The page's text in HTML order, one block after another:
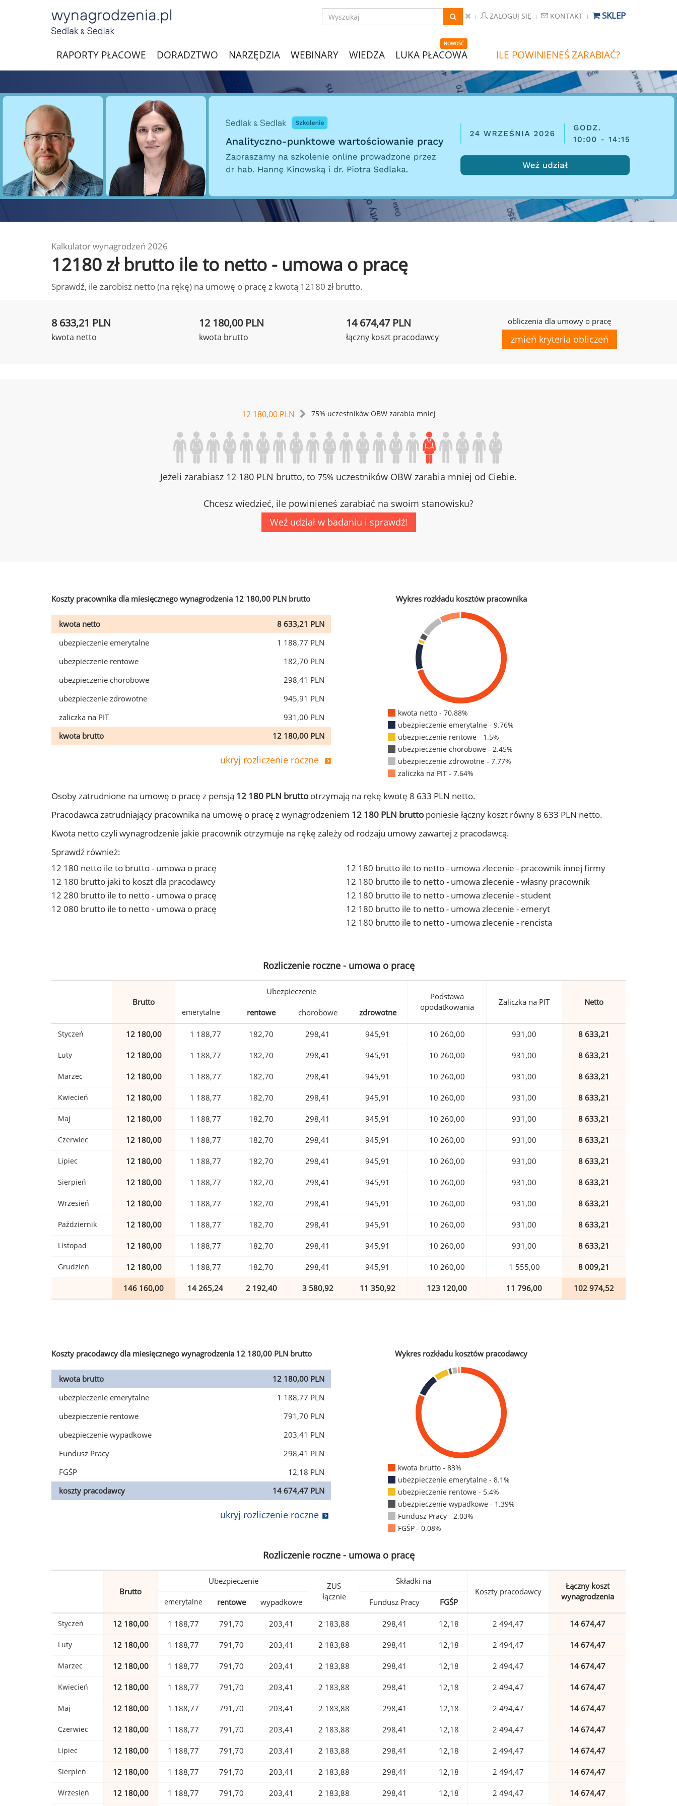
ZALOGUJ SIĘ KONTAKT SKLEP
RAPORTY PŁACOWE DORADZTWO NARZĘDZIA WEBINARY WIEDZA
NOWOŚĆ
LUKA PŁACOWA ILE POWINIENEŚ ZARABIAĆ?
Kalkulator wynagrodzeń 2026
12180 zł brutto ile to netto - umowa o pracę
Sprawdź, ile zarobisz netto (na rękę) na umowę o pracę z kwotą 12180 zł brutto.
8 633,21 PLN
kwota netto
12 180,00 PLN
kwota brutto
14 674,47 PLN
łączny koszt pracodawcy
obliczenia dla umowy o pracę
zmień kryteria obliczeń
12 180,00 PLN 75% uczestników OBW zarabia mniej
Jeżeli zarabiasz 12 180 PLN brutto, to 75% uczestników OBW zarabia mniej od Ciebie.
Chcesz wiedzieć, ile powinieneś zarabiać na swoim stanowisku?
Weź udział w badaniu i sprawdź!
Koszty pracownika dla miesięcznego wynagrodzenia 12 180,00 PLN brutto
kwota netto
8 633,21 PLN
ubezpieczenie emerytalne
1 188,77 PLN
ubezpieczenie rentowe
182,70 PLN
ubezpieczenie chorobowe
298,41 PLN
ubezpieczenie zdrowotne
945,91 PLN
zaliczka na PIT
931,00 PLN
kwota brutto
12 180,00 PLN
ukryj rozliczenie roczne
Wykres rozkładu kosztów pracownika
kwota netto - 70.88%
ubezpieczenie emerytalne - 9.76%
ubezpieczenie rentowe - 1.5%
ubezpieczenie chorobowe - 2.45%
ubezpieczenie zdrowotne - 7.77%
zaliczka na PIT - 7.64%
Osoby zatrudnione na umowę o pracę z pensją 12 180 PLN brutto otrzymają na rękę kwotę 8 633 PLN netto.
Pracodawca zatrudniający pracownika na umowę o pracę z wynagrodzeniem 12 180 PLN brutto poniesie łączny koszt równy 8 633 PLN netto.
Kwota netto czyli wynagrodzenie jakie pracownik otrzymuje na rękę zależy od rodzaju umowy zawartej z pracodawcą.
Sprawdź również:
12 180 netto ile to brutto - umowa o pracę
12 180 brutto jaki to koszt dla pracodawcy
12 280 brutto ile to netto - umowa o pracę
12 080 brutto ile to netto - umowa o pracę
12 180 brutto ile to netto - umowa zlecenie - pracownik innej firmy
12 180 brutto ile to netto - umowa zlecenie - własny pracownik
12 180 brutto ile to netto - umowa zlecenie - student
12 180 brutto ile to netto - umowa zlecenie - emeryt
12 180 brutto ile to netto - umowa zlecenie - rencista
Rozliczenie roczne - umowa o pracę
Brutto
Ubezpieczenie
Podstawa
opodatkowania
Zaliczka na PIT Netto
emerytalne rentowe chorobowe zdrowotne
Styczeń 12 180,00 1 188,77 182,70 298,41 945,91 10 260,00 931,00 8 633,21
Luty 12 180,00 1 188,77 182,70 298,41 945,91 10 260,00 931,00 8 633,21
Marzec 12 180,00 1 188,77 182,70 298,41 945,91 10 260,00 931,00 8 633,21
Kwiecień 12 180,00 1 188,77 182,70 298,41 945,91 10 260,00 931,00 8 633,21
Maj 12 180,00 1 188,77 182,70 298,41 945,91 10 260,00 931,00 8 633,21
Czerwiec 12 180,00 1 188,77 182,70 298,41 945,91 10 260,00 931,00 8 633,21
Lipiec 12 180,00 1 188,77 182,70 298,41 945,91 10 260,00 931,00 8 633,21
Sierpień 12 180,00 1 188,77 182,70 298,41 945,91 10 260,00 931,00 8 633,21
Wrzesień 12 180,00 1 188,77 182,70 298,41 945,91 10 260,00 931,00 8 633,21
Październik 12 180,00 1 188,77 182,70 298,41 945,91 10 260,00 931,00 8 633,21
Listopad 12 180,00 1 188,77 182,70 298,41 945,91 10 260,00 931,00 8 633,21
Grudzień 12 180,00 1 188,77 182,70 298,41 945,91 10 260,00 1 555,00 8 009,21
146 160,00 14 265,24 2 192,40 3 580,92 11 350,92 123 120,00 11 796,00 102 974,52
Koszty pracodawcy dla miesięcznego wynagrodzenia 12 180,00 PLN brutto
kwota brutto
12 180,00 PLN
ubezpieczenie emerytalne
1 188,77 PLN
ubezpieczenie rentowe
791,70 PLN
ubezpieczenie wypadkowe
203,41 PLN
Fundusz Pracy
298,41 PLN
FGŚP
12,18 PLN
koszty pracodawcy
14 674,47 PLN
ukryj rozliczenie roczne
Wykres rozkładu kosztów pracodawcy
kwota brutto - 83%
ubezpieczenie emerytalne - 8.1%
ubezpieczenie rentowe - 5.4%
ubezpieczenie wypadkowe - 1.39%
Fundusz Pracy - 2.03%
FGŚP - 0.08%
Rozliczenie roczne - umowa o pracę
Brutto
Ubezpieczenie
ZUS
łącznie
Składki na
Koszty pracodawcy
Łączny koszt
wynagrodzenia
emerytalne rentowe wypadkowe Fundusz Pracy FGŚP
Styczeń 12 180,00 1 188,77 791,70 203,41 2 183,88 298,41 12,18 2 494,47 14 674,47
Luty 12 180,00 1 188,77 791,70 203,41 2 183,88 298,41 12,18 2 494,47 14 674,47
Marzec 12 180,00 1 188,77 791,70 203,41 2 183,88 298,41 12,18 2 494,47 14 674,47
Kwiecień 12 180,00 1 188,77 791,70 203,41 2 183,88 298,41 12,18 2 494,47 14 674,47
Maj 12 180,00 1 188,77 791,70 203,41 2 183,88 298,41 12,18 2 494,47 14 674,47
Czerwiec 12 180,00 1 188,77 791,70 203,41 2 183,88 298,41 12,18 2 494,47 14 674,47
Lipiec 12 180,00 1 188,77 791,70 203,41 2 183,88 298,41 12,18 2 494,47 14 674,47
Sierpień 12 180,00 1 188,77 791,70 203,41 2 183,88 298,41 12,18 2 494,47 14 674,47
Wrzesień 12 180,00 1 188,77 791,70 203,41 2 183,88 298,41 12,18 2 494,47 14 674,47